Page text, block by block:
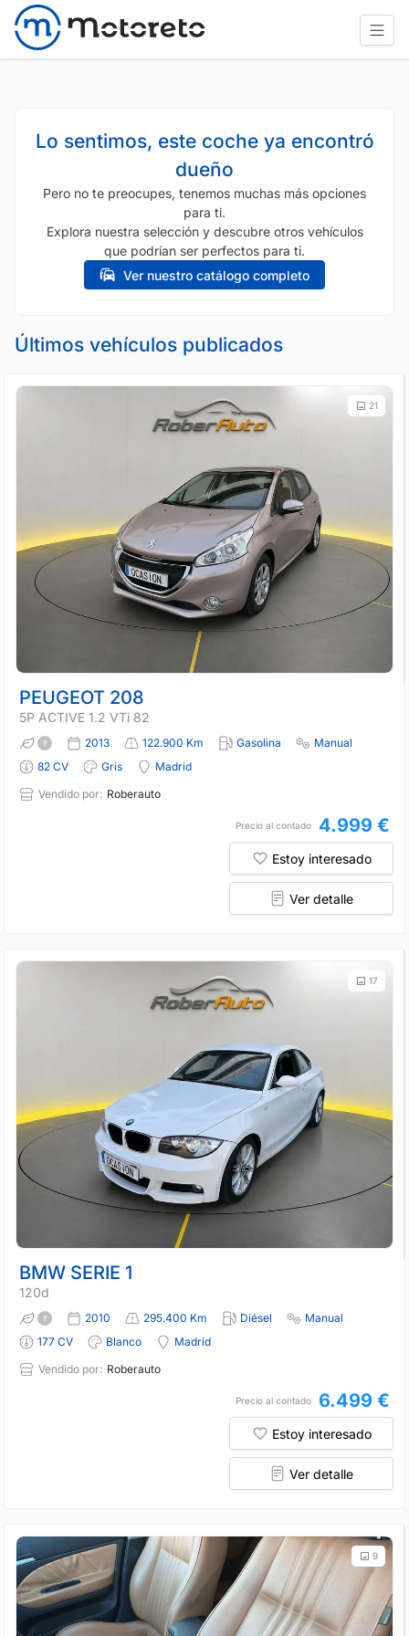
Lo sentimos, este coche ya encontró
dueño
Pero no te preocupes, tenemos muchas más opciones
para ti.
Explora nuestra selección y descubre otros vehículos
que podrían ser perfectos para ti.
Ver nuestro catálogo completo
Últimos vehículos publicados
21
PEUGEOT 208
5P ACTIVE 1.2 VTi 82
2013 122.900 Km Gasolina
Manual
82 CV
Gris
Madrid
Vendido por: Roberauto
Precio al contado 4.999 €
Estoy interesado
Ver detalle
17
BMW SERIE 1
120d
2010 295.400 Km Diésel
Manual
177 CV
Blanco
Madrid
Vendido por: Roberauto
Precio al contado 6.499 €
Estoy interesado
Ver detalle
9